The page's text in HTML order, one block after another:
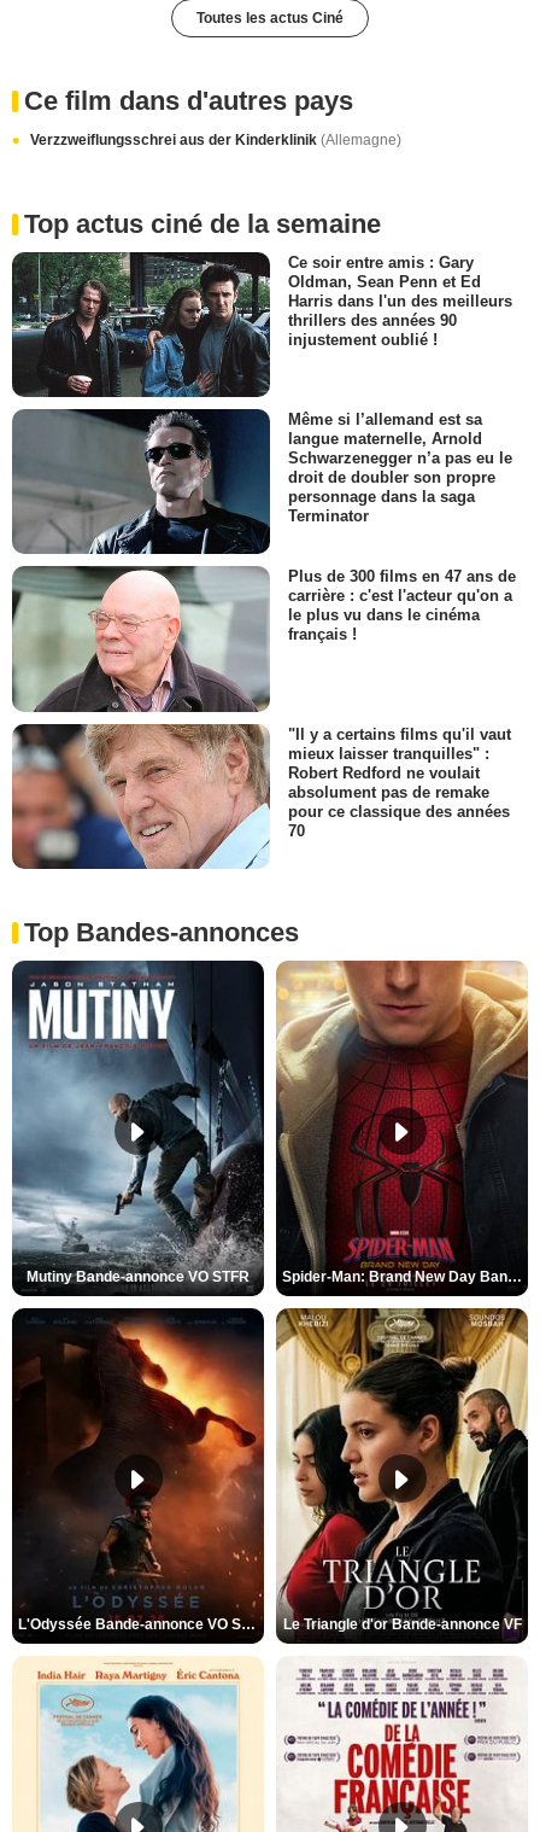
Toutes les actus Ciné
Ce film dans d'autres pays
Verzzweiflungsschrei aus der Kinderklinik (Allemagne)
Top actus ciné de la semaine
Ce soir entre amis : Gary
Oldman, Sean Penn et Ed
Harris dans l'un des meilleurs
thrillers des années 90
injustement oublié !
Même si l’allemand est sa
langue maternelle, Arnold
Schwarzenegger n’a pas eu le
droit de doubler son propre
personnage dans la saga
Terminator
Plus de 300 films en 47 ans de
carrière : c'est l'acteur qu'on a
le plus vu dans le cinéma
français !
"Il y a certains films qu'il vaut
mieux laisser tranquilles" :
Robert Redford ne voulait
absolument pas de remake
pour ce classique des années
70
Top Bandes-annonces
Mutiny Bande-annonce VO STFR Spider-Man: Brand New Day Bande-annonce VO STFR
L'Odyssée Bande-annonce VO STFR Le Triangle d'or Bande-annonce VF